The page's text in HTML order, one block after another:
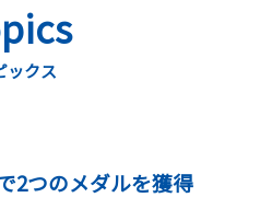
ックス
2つのメダルを獲得